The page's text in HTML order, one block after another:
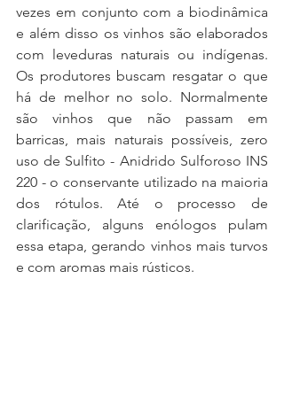
vezes em conjunto com a biodinâmica
e além disso os vinhos são elaborados
com leveduras naturais ou indígenas.
Os produtores buscam resgatar o que
há de melhor no solo. Normalmente
são vinhos que não passam em
barricas, mais naturais possíveis, zero
uso de Sulfito - Anidrido Sulforoso INS
220 - o conservante utilizado na maioria
dos rótulos. Até o processo de
clarificação, alguns enólogos pulam
essa etapa, gerando vinhos mais turvos
e com aromas mais rústicos.